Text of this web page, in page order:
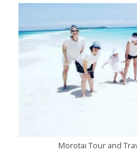
Morotai Tour and